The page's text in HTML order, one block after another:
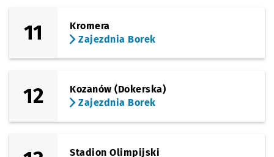
11
Kromera
Zajezdnia Borek
12
Kozanów (Dokerska)
Zajezdnia Borek
Stadion Olimpijski